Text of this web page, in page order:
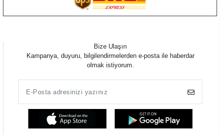
Bize Ulaşın
Kampanya, duyuru, bilgilendirmelerden e-posta ile haberdar
olmak istiyorum.